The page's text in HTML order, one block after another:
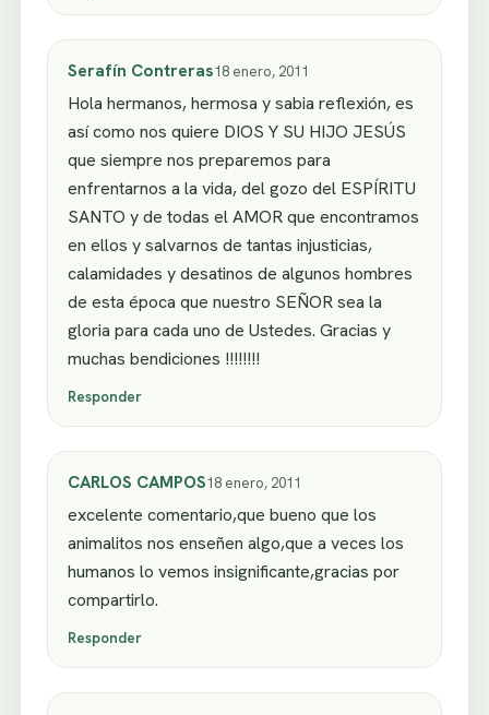
Serafín Contreras18 enero, 2011
Hola hermanos, hermosa y sabia reflexión, es
así como nos quiere DIOS Y SU HIJO JESÚS
que siempre nos preparemos para
enfrentarnos a la vida, del gozo del ESPÍRITU
SANTO y de todas el AMOR que encontramos
en ellos y salvarnos de tantas injusticias,
calamidades y desatinos de algunos hombres
de esta época que nuestro SEÑOR sea la
gloria para cada uno de Ustedes. Gracias y
muchas bendiciones !!!!!!!!
Responder
CARLOS CAMPOS18 enero, 2011
excelente comentario,que bueno que los
animalitos nos enseñen algo,que a veces los
humanos lo vemos insignificante,gracias por
compartirlo.
Responder